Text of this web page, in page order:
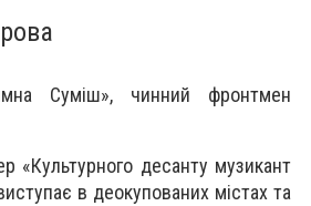
Суміш», чинний фронтмен
«Культурного десанту музикант
в деокупованих містах та